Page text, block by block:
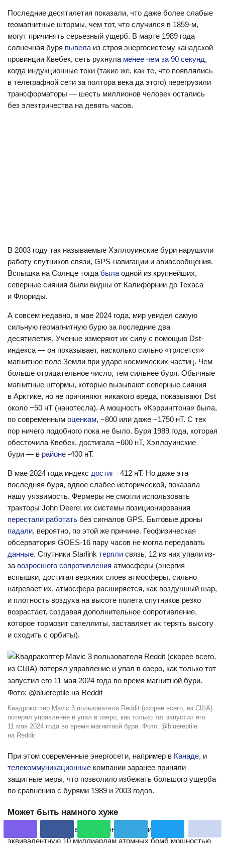
Последние десятилетия показали, что даже более слабые
геомагнитные штормы, чем тот, что случился в 1859-м,
могут причинять серьезный ущерб. В марте 1989 года
солнечная буря вывела из строя энергосистему канадской
провинции Квебек, сеть рухнула менее чем за 90 секунд,
когда индукционные токи (такие же, как те, что появлялись
в телеграфной сети за полтора века да этого) перегрузили
трансформаторы — шесть миллионов человек остались
без электричества на девять часов.
В 2003 году так называемые Хэллоуинские бури нарушили
работу спутников связи, GPS-навигации и авиасообщения.
Вспышка на Солнце тогда была одной из крупнейших,
северные сияния были видны от Калифорнии до Техаса
и Флориды.
А совсем недавно, в мае 2024 года, мир увидел самую
сильную геомагнитную бурю за последние два
десятилетия. Ученые измеряют их силу с помощью Dst-
индекса — он показывает, насколько сильно «трясется»
магнитное поле Земли при ударе космических частиц. Чем
больше отрицательное число, тем сильнее буря. Обычные
магнитные штормы, которые вызывают северные сияния
в Арктике, но не причиняют никакого вреда, показывают Dst
около −50 нТ (нанотесла). А мощность «Кэррингтона» была,
по современным оценкам, −800 или даже −1750 нТ. С тех
пор ничего подобного пока не было. Буря 1989 года, которая
обесточила Квебек, достигала −600 нТ, Хэллоуинские
бури — в районе -400 нТ.
В мае 2024 года индекс достиг −412 нТ. Но даже эта
последняя буря, вдвое слабее исторической, показала
нашу уязвимость. Фермеры не смогли использовать
тракторы John Deere: их системы позиционирования
перестали работать без сигналов GPS. Бытовые дроны
падали, вероятно, по этой же причине. Геофизическая
обсерватория GOES-16 пару часов не могла передавать
данные. Спутники Starlink теряли связь, 12 из них упали из-
за возросшего сопротивления атмосферы (энергия
вспышки, достигая верхних слоев атмосферы, сильно
нагревает их, атмосфера расширяется, как воздушный шар,
и плотность воздуха на высоте полета спутников резко
возрастает, создавая дополнительное сопротивление,
которое тормозит сателлиты, заставляет их терять высоту
и сходить с орбиты).
Квадрокоптер Mavic 3 пользователя Reddit (скорее всего, из США)
потерял управление и упал в озеро, как только тот запустил его
11 мая 2024 года во время магнитной бури. Фото: @bluereptile
на Reddit
При этом современные энергосети, например в Канаде, и
телекоммуникационные компании заранее приняли
защитные меры, что позволило избежать большого ущерба
по сравнению с бурями 1989 и 2003 годов.
Может быть намного хуже
Шторм в 1859 году выделил
энергию, примерно
эквивалентную 10 миллиардам атомных бомб мощностью